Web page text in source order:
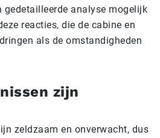
gedetailleerde analyse mogelijk
reacties, die de cabine en
als de omstandigheden
zijn
zeldzaam en onverwacht, dus